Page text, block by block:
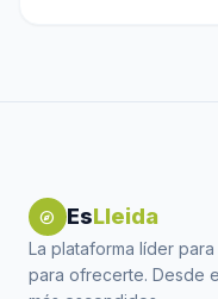
explore EsLleida
La plataforma líder
para ofrecerte. Desde